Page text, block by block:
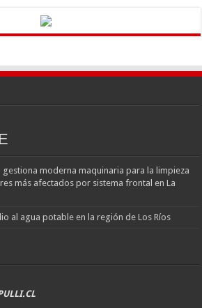
moderna maquinaria para la limpieza
más afectados por sistema frontal en La
al agua potable en la región de Los Ríos